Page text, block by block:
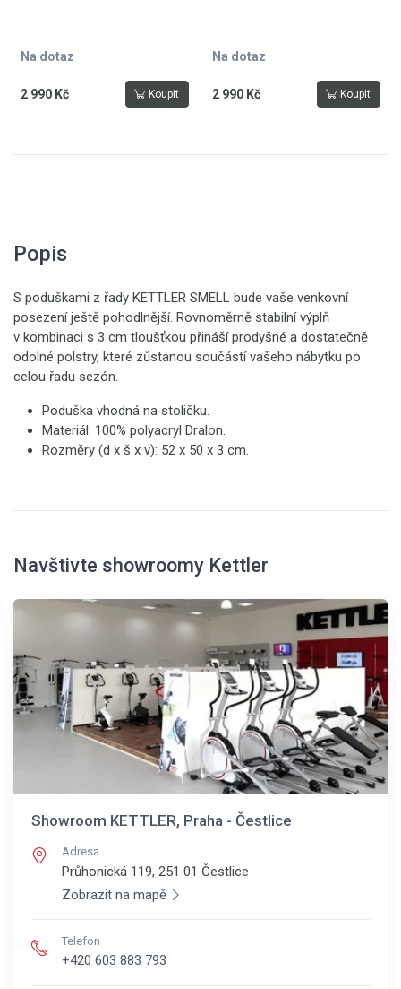
Na dotaz
2 990 Kč Koupit
Na dotaz
2 990 Kč Koupit
Popis
S poduškami z řady KETTLER SMELL bude vaše venkovní
posezení ještě pohodlnější. Rovnoměrně stabilní výplň
v kombinaci s 3 cm tloušťkou přináší prodyšné a dostatečně
odolné polstry, které zůstanou součástí vašeho nábytku po
celou řadu sezón.
Poduška vhodná na stoličku.
Materiál: 100% polyacryl Dralon.
Rozměry (d x š x v): 52 x 50 x 3 cm.
Navštivte showroomy Kettler
Showroom KETTLER, Praha - Čestlice
Adresa
Průhonická 119, 251 01 Čestlice
Zobrazit na mapě
Telefon
+420 603 883 793